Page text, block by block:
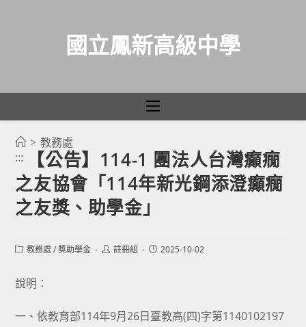
國立鳳新高級中學
> 教務處
:::
【公告】114-1 團法人台灣癲癇
之友協會「114年新光鋼添澄癲癇
之友獎、助學金」
Post教務處 / 獎助學金
Post註冊組
Post2025-10-02
說明：
一、依教育部114年9月26日臺教高(四)字第1140102197